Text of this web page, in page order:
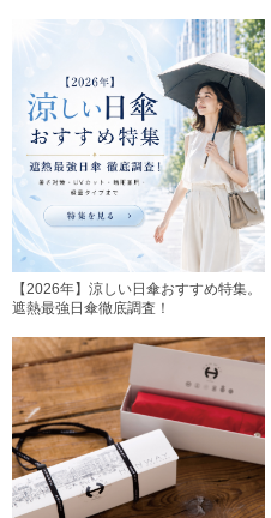
【2026年】涼しい日傘おすすめ特集。
遮熱最強日傘徹底調査！